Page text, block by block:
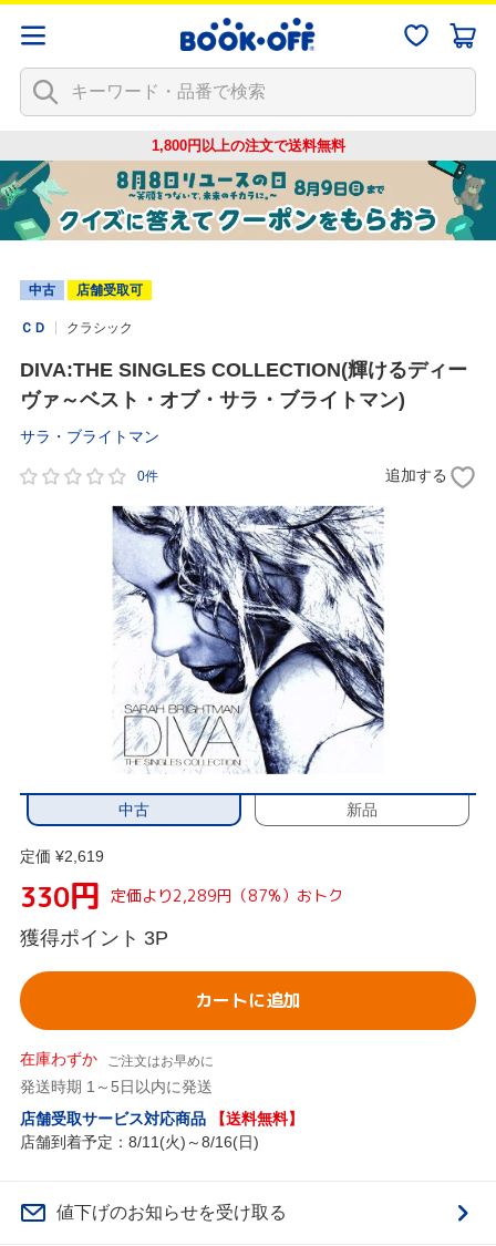
1,800円以上の注文で送料無料
中古 店舗受取可
ＣＤ クラシック
DIVA:THE SINGLES COLLECTION(輝けるディー
ヴァ～ベスト・オブ・サラ・ブライトマン)
サラ・ブライトマン
0件 追加する
中古 新品
定価 ¥2,619
330円 定価より2,289円（87%）おトク
獲得ポイント 3P
カートに追加
在庫わずか ご注文はお早めに
発送時期 1～5日以内に発送
店舗受取サービス対応商品
【送料無料】
店舗到着予定：8/11(火)～8/16(日)
値下げのお知らせを受け取る